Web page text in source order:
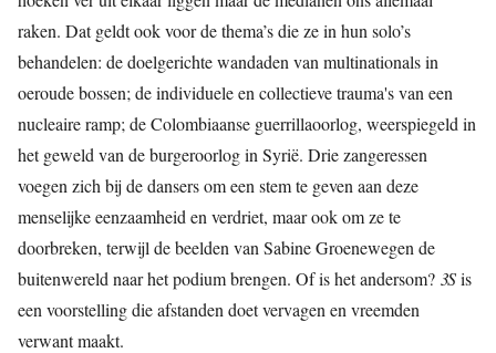
raken. Dat geldt ook voor de thema’s die ze in hun solo’s
behandelen: de doelgerichte wandaden van multinationals in
oeroude bossen; de individuele en collectieve trauma's van een
nucleaire ramp; de Colombiaanse guerrillaoorlog, weerspiegeld in
het geweld van de burgeroorlog in Syrië. Drie zangeressen
voegen zich bij de dansers om een stem te geven aan deze
menselijke eenzaamheid en verdriet, maar ook om ze te
doorbreken, terwijl de beelden van Sabine Groenewegen de
buitenwereld naar het podium brengen. Of is het andersom? 3Sis
een voorstelling die afstanden doet vervagen en vreemden
verwant maakt.